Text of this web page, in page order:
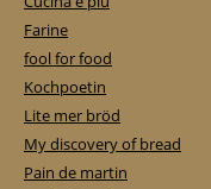
Farine
fool for food
Kochpoetin
Lite mer bröd
My discovery of bread
Pain de martin